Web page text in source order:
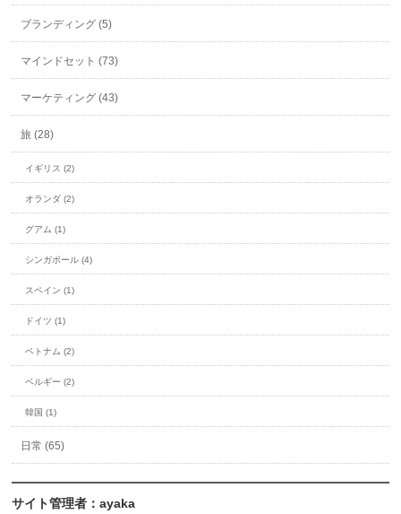
ブランディング (5)
マインドセット (73)
マーケティング (43)
旅 (28)
イギリス (2)
オランダ (2)
グアム (1)
シンガポール (4)
スペイン (1)
ドイツ (1)
ベトナム (2)
ベルギー (2)
韓国 (1)
日常 (65)
サイト管理者：ayaka